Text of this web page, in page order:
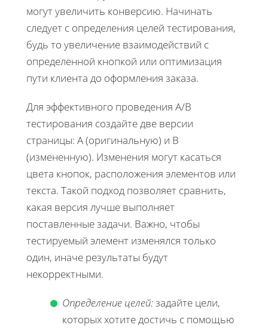
могут увеличить конверсию. Начинать
следует с определения целей тестирования,
будь то увеличение взаимодействий с
определенной кнопкой или оптимизация
пути клиента до оформления заказа.
Для эффективного проведения A/B
тестирования создайте две версии
страницы: A (оригинальную) и B
(измененную). Изменения могут касаться
цвета кнопок, расположения элементов или
текста. Такой подход позволяет сравнить,
какая версия лучше выполняет
поставленные задачи. Важно, чтобы
тестируемый элемент изменялся только
один, иначе результаты будут
некорректными.
Определение целей:задайте цели,
которых хотите достичь с помощью